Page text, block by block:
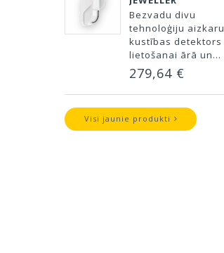
Bezvadu divu
tehnoloģiju aizkaru
kustības detektors
lietošanai ārā un...
279,64 €
Visi jaunie produkti